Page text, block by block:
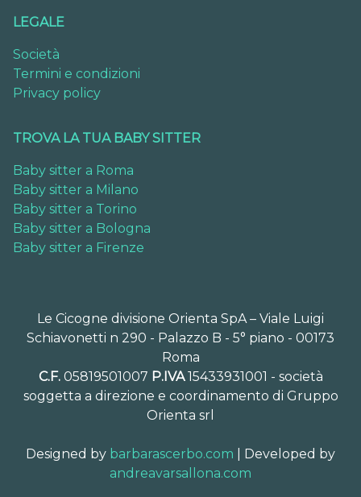
LEGALE
Società
Termini e condizioni
Privacy policy
TROVA LA TUA BABY SITTER
Baby sitter a Roma
Baby sitter a Milano
Baby sitter a Torino
Baby sitter a Bologna
Baby sitter a Firenze
Le Cicogne divisione Orienta SpA – Viale Luigi
Schiavonetti n 290 - Palazzo B - 5° piano - 00173
Roma
C.F.05819501007 P.IVA15433931001 - società
soggetta a direzione e coordinamento di Gruppo
Orienta srl
Designed by barbarascerbo.com | Developed by
andreavarsallona.com